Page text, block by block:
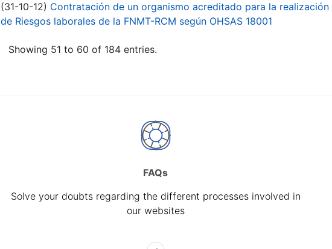
(31-10-12) Contratación de un organismo acreditado para la
de Riesgos laborales de la FNMT-RCM según OHSAS 18001
Showing 51 to 60 of 184 entries.
FAQs
Solve your doubts regarding the different processes involved in
our websites